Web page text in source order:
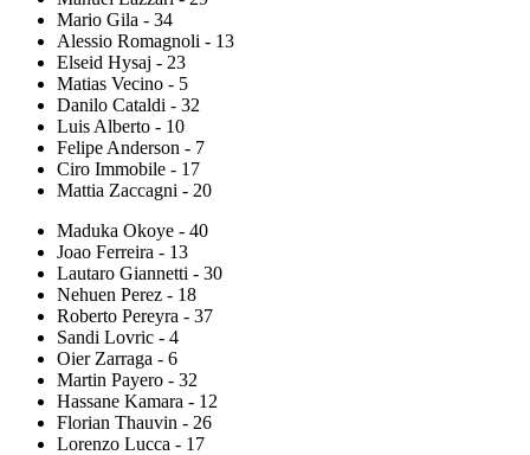
Mario Gila - 34
Alessio Romagnoli - 13
Elseid Hysaj - 23
Matias Vecino - 5
Danilo Cataldi - 32
Luis Alberto - 10
Felipe Anderson - 7
Ciro Immobile - 17
Mattia Zaccagni - 20
Maduka Okoye - 40
Joao Ferreira - 13
Lautaro Giannetti - 30
Nehuen Perez - 18
Roberto Pereyra - 37
Sandi Lovric - 4
Oier Zarraga - 6
Martin Payero - 32
Hassane Kamara - 12
Florian Thauvin - 26
Lorenzo Lucca - 17